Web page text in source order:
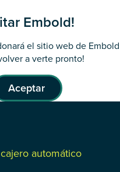
Embold!
el sitio web de Embold
a verte pronto!
Aceptar
automático